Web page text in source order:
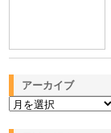
アーカイブ